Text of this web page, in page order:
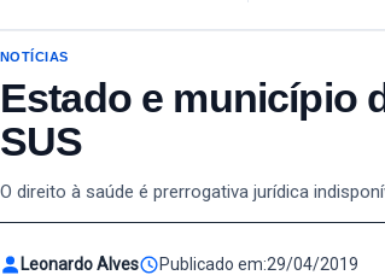
NOTÍCIAS
Estado e município
SUS
O direito à saúde é prerrogativa jurídica
Leonardo Alves Publicado em:29/04/2019